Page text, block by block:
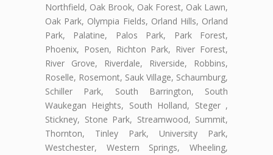
Northfield, Oak Brook, Oak Forest, Oak Lawn,
Oak Park, Olympia Fields, Orland Hills, Orland
Park, Palatine, Palos Park, Park Forest,
Phoenix, Posen, Richton Park, River Forest,
River Grove, Riverdale, Riverside, Robbins,
Roselle, Rosemont, Sauk Village, Schaumburg,
Schiller Park, South Barrington, South
Waukegan Heights, South Holland, Steger ,
Stickney, Stone Park, Streamwood, Summit,
Thornton, Tinley Park, University Park,
Westchester, Western Springs, Wheeling,